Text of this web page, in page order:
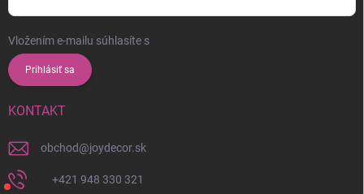
Vložením e-mailu súhlasíte s
Prihlásiť sa
KONTAKT
obchod@joydecor.sk
+421 948 330 321